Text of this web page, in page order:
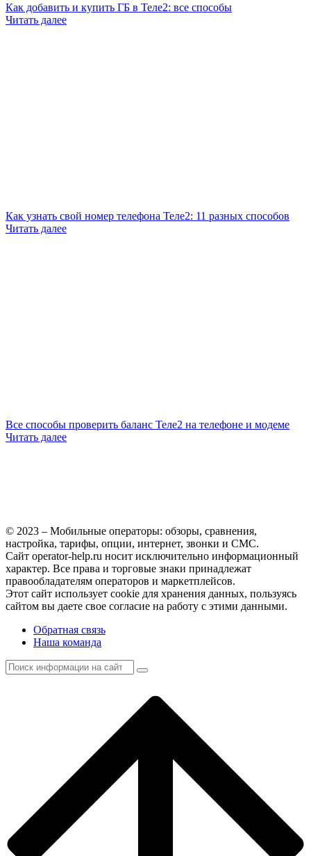
Как добавить и купить ГБ в Теле2: все способы
Читать далее
Как узнать свой номер телефона Теле2: 11 разных способов
Читать далее
Все способы проверить баланс Теле2 на телефоне и модеме
Читать далее
© 2023 – Мобильные операторы: обзоры, сравнения,
настройка, тарифы, опции, интернет, звонки и СМС.
Сайт operator-help.ru носит исключительно информационный
характер. Все права и торговые знаки принадлежат
правообладателям операторов и маркетплейсов.
Этот сайт использует cookie для хранения данных, пользуясь
сайтом вы даете свое согласие на работу с этими данными.
Обратная связь
Наша команда